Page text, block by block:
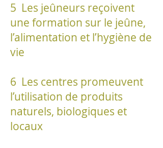
5 Les jeûneurs reçoivent
une formation sur le jeûne,
l’alimentation et l’hygiène de
vie
6 Les centres promeuvent
l’utilisation de produits
naturels, biologiques et
locaux